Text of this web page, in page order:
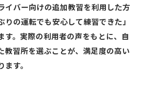
イバー向けの追加教習を利用した方
りの運転でも安心して練習できた」
す。実際の利用者の声をもとに、自
教習所を選ぶことが、満足度の高い
す。